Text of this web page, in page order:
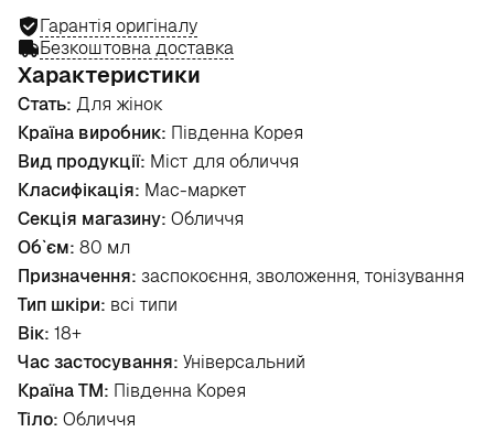
Гарантія оригіналу
Безкоштовна доставка
Характеристики
Стать: Для жінок
Країна виробник: Південна Корея
Вид продукції: Міст для обличчя
Класифікація: Мас-маркет
Секція магазину: Обличчя
Об`єм: 80 мл
Призначення: заспокоєння, зволоження, тонізування
Тип шкіри: всі типи
Вік: 18+
Час застосування: Універсальний
Країна ТМ: Південна Корея
Тіло: Обличчя